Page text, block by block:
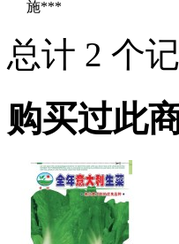
施***
总计 2 个
购买过此